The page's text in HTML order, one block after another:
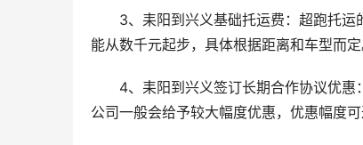
3、耒阳到兴义基础托运费：超跑托
能从数千元起步，具体根据距离和车型而定
4、耒阳到兴义签订长期合作协议优
公司一般会给予较大幅度优惠，优惠幅度